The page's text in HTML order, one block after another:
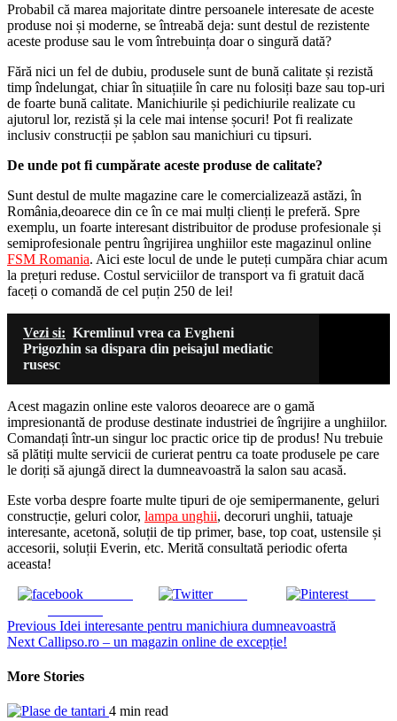
Probabil că marea majoritate dintre persoanele interesate de aceste
produse noi și moderne, se întreabă deja: sunt destul de rezistente
aceste produse sau le vom întrebuința doar o singură dată?
Fără nici un fel de dubiu, produsele sunt de bună calitate și rezistă
timp îndelungat, chiar în situațiile în care nu folosiți baze sau top-uri
de foarte bună calitate. Manichiurile și pedichiurile realizate cu
ajutorul lor, rezistă și la cele mai intense șocuri! Pot fi realizate
inclusiv construcții pe șablon sau manichiuri cu tipsuri.
De unde pot fi cumpărate aceste produse de calitate?
Sunt destul de multe magazine care le comercializează astăzi, în
România,deoarece din ce în ce mai mulți clienți le preferă. Spre
exemplu, un foarte interesant distribuitor de produse profesionale și
semiprofesionale pentru îngrijirea unghiilor este magazinul online
FSM Romania. Aici este locul de unde le puteți cumpăra chiar acum
la prețuri reduse. Costul serviciilor de transport va fi gratuit dacă
faceți o comandă de cel puțin 250 de lei!
Vezi si: Kremlinul vrea ca Evgheni
Prigozhin sa dispara din peisajul mediatic
rusesc
Acest magazin online este valoros deoarece are o gamă
impresionantă de produse destinate industriei de îngrijire a unghiilor.
Comandați într-un singur loc practic orice tip de produs! Nu trebuie
să plătiți multe servicii de curierat pentru ca toate produsele pe care
le doriți să ajungă direct la dumneavoastră la salon sau acasă.
Este vorba despre foarte multe tipuri de oje semipermanente, geluri
construcție, geluri color, lampa unghii, decoruri unghii, tatuaje
interesante, acetonă, soluții de tip primer, base, top coat, ustensile și
accesorii, soluții Everin, etc. Merită consultată periodic oferta
aceasta!
Tweet Save
Continue
Reading
Previous Idei interesante pentru manichiura dumneavoastră
Next Callipso.ro – un magazin online de excepție!
More Stories
4 min read